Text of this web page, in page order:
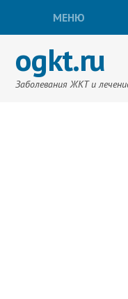
МЕНЮ
ogkt.ru
Заболевания ЖКТ и